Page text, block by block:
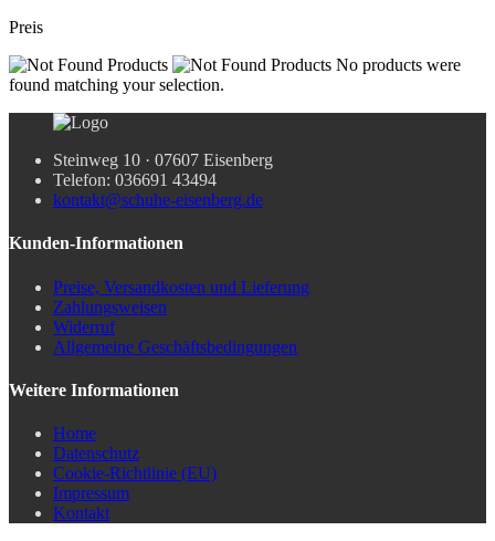
Preis
No products were
found matching your selection.
Steinweg 10 · 07607 Eisenberg
Telefon: 036691 43494
kontakt@schuhe-eisenberg.de
Kunden-Informationen
Preise, Versandkosten und Lieferung
Zahlungsweisen
Widerruf
Allgemeine Geschäftsbedingungen
Weitere Informationen
Home
Datenschutz
Cookie-Richtlinie (EU)
Impressum
Kontakt